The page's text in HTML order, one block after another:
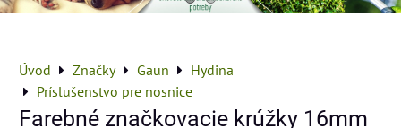
Úvod Značky Gaun
Hydina
Príslušenstvo pre nosnice
Farebné značkovacie krúžky 16mm